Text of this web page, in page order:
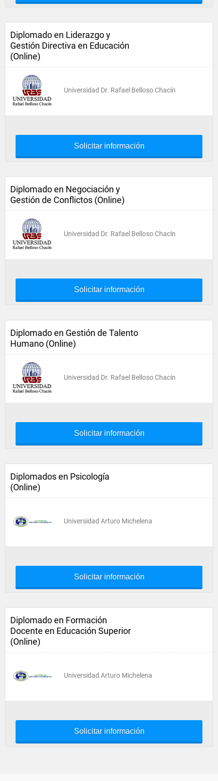
Diplomado en Liderazgo y
Gestión Directiva en Educación
(Online)
Universidad Dr. Rafael Belloso Chacín
Solicitar información
Diplomado en Negociación y
Gestión de Conflictos (Online)
Universidad Dr. Rafael Belloso Chacín
Solicitar información
Diplomado en Gestión de Talento
Humano (Online)
Universidad Dr. Rafael Belloso Chacín
Solicitar información
Diplomados en Psicología
(Online)
Universidad Arturo Michelena
Solicitar información
Diplomado en Formación
Docente en Educación Superior
(Online)
Universidad Arturo Michelena
Solicitar información